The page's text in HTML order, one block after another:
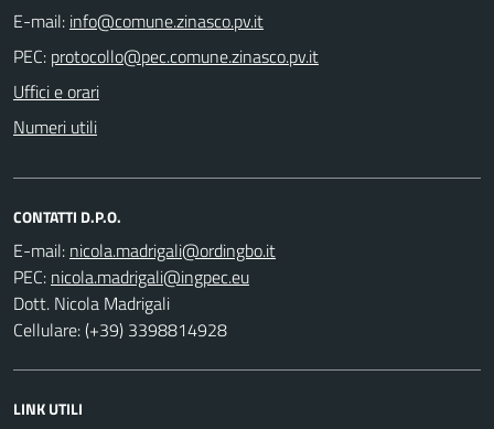
E-mail:
PEC:
Uffici e orari
Numeri utili
CONTATTI D.P.O.
E-mail:
PEC:
Dott. Nicola Madrigali
Cellulare: (+39) 3398814928
LINK UTILI